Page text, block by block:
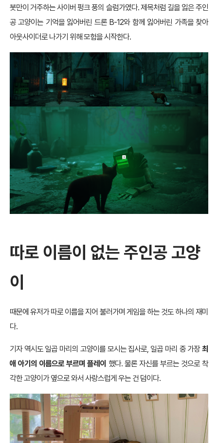
봇만이 거주하는 사이버 펑크 풍의 슬럼가였다. 제목처럼 길을 잃은 주인
공 고양이는 기억을 잃어버린 드론 B-12와 함께 잃어버린 가족을 찾아
아웃사이더로 나가기 위해 모험을 시작한다.
따로 이름이 없는 주인공 고양
이
때문에 유저가 따로 이름을 지어 불러가며 게임을 하는 것도 하나의 재미
다.
기자 역시도 일곱 마리의 고양이를 모시는 집사로, 일곱 마리 중 가장최
애 아기의 이름으로 부르며 플레이 했다. 물론 자신를 부르는 것으로 착
각한 고양이가 옆으로 와서 사랑스럽게 우는 건 덤이다.